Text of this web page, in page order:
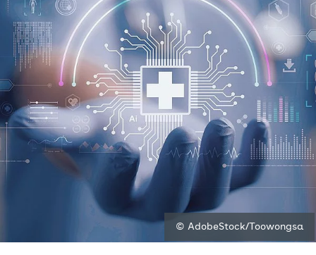
© AdobeStock/Toowongsa